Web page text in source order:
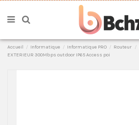
Accueil Informatique Informatique PRO Routeur
EXTERIEUR 300Mbps outdoor IP65 Access poi